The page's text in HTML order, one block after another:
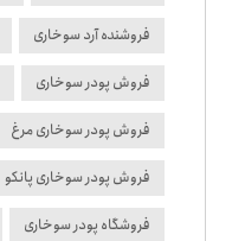
فروشنده آرد سوخاری
فروش پودر سوخاری
فروش پودر سوخاری مرغ
فروش پودر سوخاری پانکو
فروشگاه پودر سوخاری